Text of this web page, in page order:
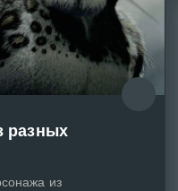
разных
из